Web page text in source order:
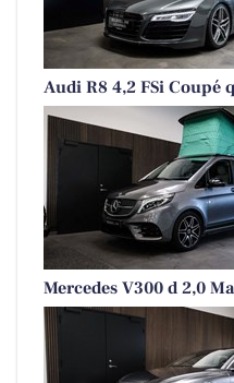
Audi R8 4,2 FSi Coupé
Mercedes V300 d 2,0